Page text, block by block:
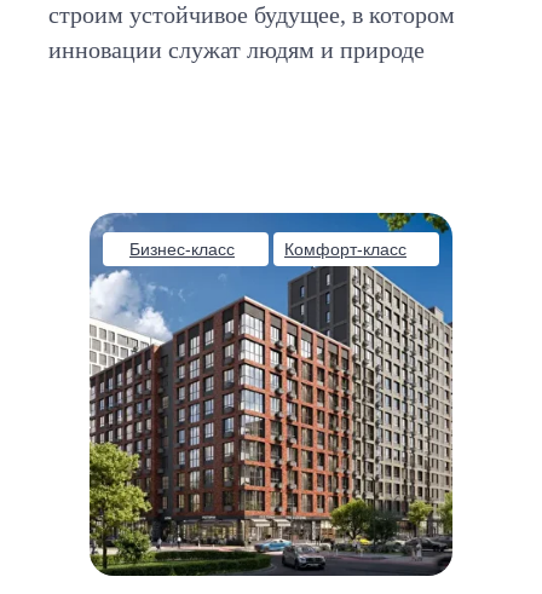
строим устойчивое будущее, в котором
инновации служат людям и природе
Бизнес-класс Комфорт-класс